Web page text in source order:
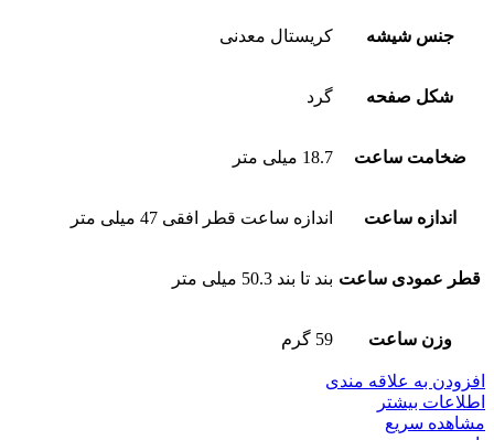
جنس شیشه کریستال معدنی
شکل صفحه گرد
ضخامت ساعت 18.7 میلی متر
اندازه ساعت اندازه ساعت قطر افقی 47 میلی متر
قطر عمودی ساعت بند تا بند 50.3 میلی متر
وزن ساعت 59 گرم
افزودن به علاقه مندی
اطلاعات بیشتر
مشاهده سریع